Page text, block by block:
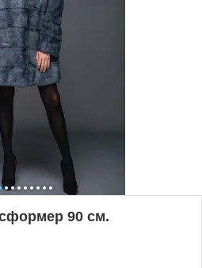
90 см.